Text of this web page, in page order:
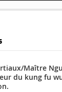
Maître
du kung fu